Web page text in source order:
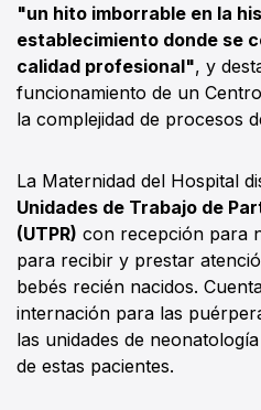
"un hito imborrable en la
establecimiento donde se
calidad profesional", y
funcionamiento de un
la complejidad de procesos
La Maternidad del Hospital
Unidades de Trabajo de
(UTPR) con recepción para
para recibir y prestar
bebés recién nacidos.
internación para las
las unidades de
de estas pacientes.